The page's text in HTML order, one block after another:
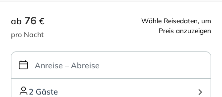
Wähle Reisedaten, um
Preis anzuzeigen
ab 76 €
pro Nacht
2 Gäste